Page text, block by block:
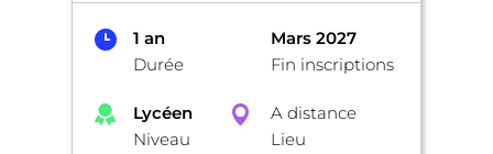
1 an
Durée
Mars 2027
Fin inscriptions
Lycéen
Niveau
A distance
Lieu